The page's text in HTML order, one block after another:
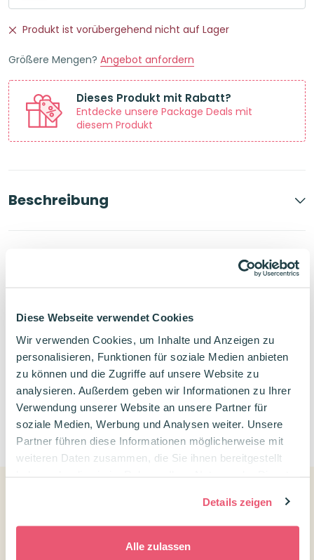
Diese Webseite verwendet Cookies
Wir verwenden Cookies, um Inhalte und Anzeigen zu
personalisieren, Funktionen für soziale Medien anbieten
zu können und die Zugriffe auf unsere Website zu
analysieren. Außerdem geben wir Informationen zu Ihrer
Verwendung unserer Website an unsere Partner für
soziale Medien, Werbung und Analysen weiter. Unsere
Partner führen diese Informationen möglicherweise mit
weiteren Daten zusammen, die Sie ihnen bereitgestellt
Details zeigen
Alle zulassen
Produkt ist vorübergehend nicht auf Lager
Größere Mengen? Angebot anfordern
Dieses Produkt mit Rabatt?
Entdecke unsere Package Deals mit
diesem Produkt
Beschreibung
Bewertungen
0
Kontakt Confetti Campus